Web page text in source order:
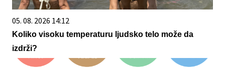
05. 08. 2026 14:12
Koliko visoku temperaturu ljudsko telo može da
izdrži?